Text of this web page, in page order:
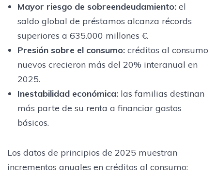
Mayor riesgo de sobreendeudamiento:el
saldo global de préstamos alcanza récords
superiores a 635.000 millones €.
Presión sobre el consumo:créditos al consumo
nuevos crecieron más del 20% interanual en
2025.
Inestabilidad económica:las familias destinan
más parte de su renta a financiar gastos
básicos.
Los datos de principios de 2025 muestran
incrementos anuales en créditos al consumo: